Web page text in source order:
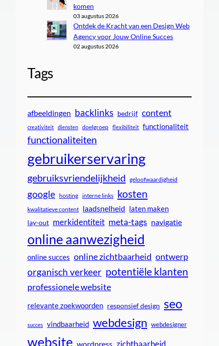
komen
03 augustus 2026
Ontdek de Kracht van een Design Web
Agency voor Jouw Online Succes
02 augustus 2026
Tags
afbeeldingen backlinks bedrijf content
creativiteit diensten doelgroep flexibiliteit functionaliteit
functionaliteiten
gebruikerservaring
gebruiksvriendelijkheid geloofwaardigheid
google hosting interne links kosten
kwalitatieve content laadsnelheid laten maken
lay-out merkidentiteit meta-tags navigatie
online aanwezigheid
online succes online zichtbaarheid ontwerp
organisch verkeer potentiële klanten
professionele website
relevante zoekwoorden responsief design seo
succes vindbaarheid webdesign webdesigner
website wordpress zichtbaarheid